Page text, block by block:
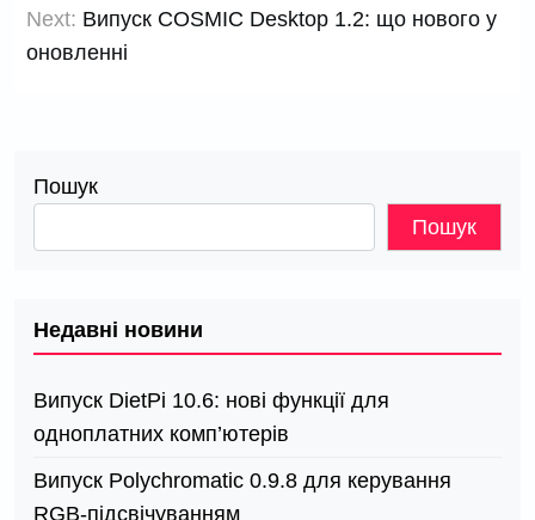
Next: Випуск COSMIC Desktop 1.2: що нового у
оновленні
Пошук
Пошук
Недавні новини
Випуск DietPi 10.6: нові функції для
одноплатних комп’ютерів
Випуск Polychromatic 0.9.8 для керування
RGB-підсвічуванням